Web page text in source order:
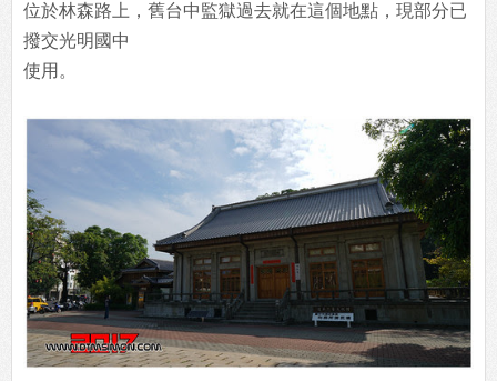
位於林森路上，舊台中監獄過去就在這個地點，現部分已
撥交光明國中
使用。